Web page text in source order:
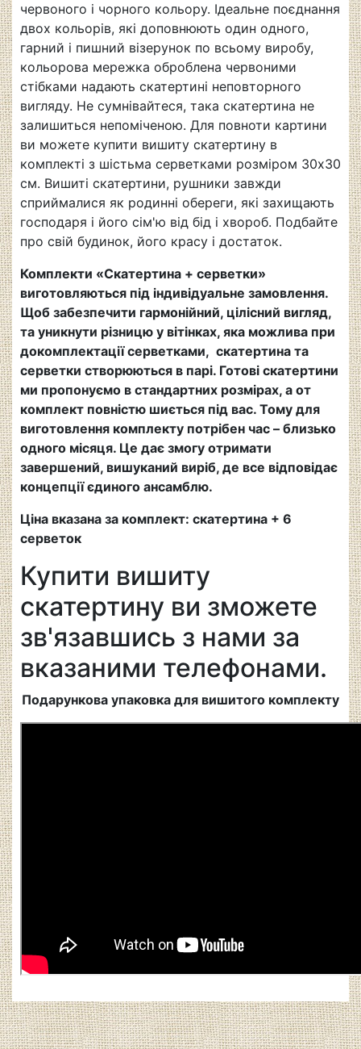
червоного і чорного кольору. Ідеальне поєднання
двох кольорів, які доповнюють один одного,
гарний і пишний візерунок по всьому виробу,
кольорова мережка оброблена червоними
стібками надають скатертині неповторного
вигляду. Не сумнівайтеся, така скатертина не
залишиться непоміченою. Для повноти картини
ви можете купити вишиту скатертину в
комплекті з шістьма серветками розміром 30x30
см. Вишиті скатертини, рушники завжди
сприймалися як родинні обереги, які захищають
господаря і його сім'ю від бід і хвороб. Подбайте
про свій будинок, його красу і достаток.
Комплекти «Скатертина + серветки»
виготовляються під індивідуальне замовлення.
Щоб забезпечити гармонійний, цілісний вигляд,
та уникнути різницю у вітінках, яка можлива при
докомплектації серветками, скатертина та
серветки створюються в парі. Готові скатертини
ми пропонуємо в стандартних розмірах, а от
комплект повністю шиється під вас. Тому для
виготовлення комплекту потрібен час – близько
одного місяця. Це дає змогу отримати
завершений, вишуканий виріб, де все відповідає
концепції єдиного ансамблю.
Ціна вказана за комплект: скатертина + 6
серветок
Купити вишиту
скатертину ви зможете
зв'язавшись з нами за
вказаними телефонами.
Подарункова упаковка для вишитого комплекту